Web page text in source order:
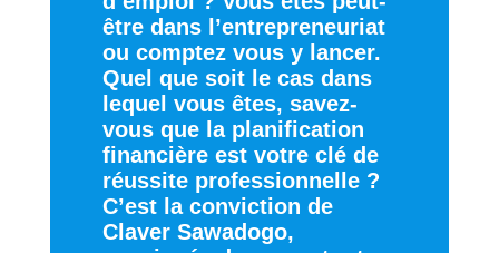
être dans l’entrepreneuriat
ou comptez vous y lancer.
Quel que soit le cas dans
lequel vous êtes, savez-
vous que la planification
financière est votre clé de
réussite professionnelle ?
C’est la conviction de
Claver Sawadogo,